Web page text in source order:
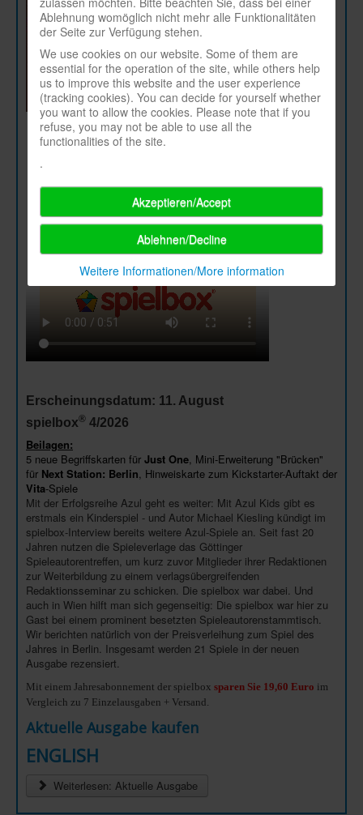
Erscheinungsdatum: 11. August
spielbox® 4/2026
Beilagen:
5 neue Begriffskarten für Just One, Mini-Erweiterung "Brücken"
für Next Station: Berlin, Hinweiskarte zum Kickstarter-Auftakt der
Vita-Spiele
Mit der Erfolgsreihe Azul geht es weiter: Mit Azul Kids gibt es
erstmals ein Kinderspiel - und Autor Michael Kiesling kündigt im
spielbox-Interview bereits weitere Azul-Spiele an. Seit fast 20
Jahren nutzen die Spieleverlage das Göttinger
Spieleautorentreffen, um kurz zuvor Mitglieder ihrer Redaktionen
zur Weiterbildung zu einem verlagsübergreifenden
Redaktionsseminar zu schicken. Die spielbox war dabei. Und
auch in Wien hilft man sich gegenseitig: Die spielbox war hier zu
Gast bei einem prominent besetzten Spieleautorenstammtisch.
Wir berichten natürlich von der Preisverleihung zum Spiel des
Jahres in Berlin. Insgesamt werden 21 Spiele in der neuen
Ausgabe rezensiert.
Mit einem Jahresabonnement der spielbox sparen Sie 19,60 Euro im
Vergleich zu 7 Einzelausgaben + Versand.
Aktuelle Ausgabe kaufen
ENGLISH
Weiterlesen: Aktuelle Ausgabe
Ablehnung womöglich nicht mehr alle Funktionalitäten
der Seite zur Verfügung stehen.
We use cookies on our website. Some of them are
essential for the operation of the site, while others help
us to improve this website and the user experience
(tracking cookies). You can decide for yourself whether
you want to allow the cookies. Please note that if you
refuse, you may not be able to use all the
functionalities of the site.
.
Akzeptieren/Accept
Ablehnen/Decline
Weitere Informationen/More information